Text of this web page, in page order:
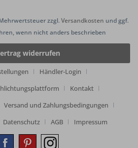
zzgl.Versandkosten und ggf.
wenn nicht anders beschrieben
widerrufen
Händler-Login
Kontakt
Versand und Zahlungsbedingungen
Datenschutz AGB Impressum